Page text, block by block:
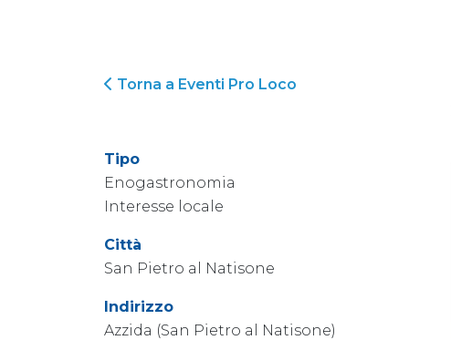
Torna a Eventi Pro Loco
Tipo
Enogastronomia
Interesse locale
Città
San Pietro al Natisone
Indirizzo
Azzida (San Pietro al Natisone)